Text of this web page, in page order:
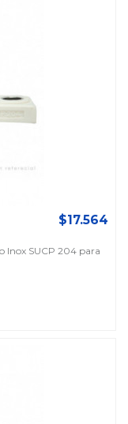
$17.564
Inox SUCP 204 para